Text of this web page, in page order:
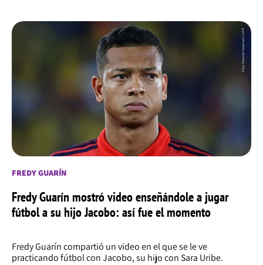
FREDY GUARÍN
Fredy Guarín mostró video enseñándole a jugar
fútbol a su hijo Jacobo: así fue el momento
Fredy Guarín compartió un video en el que se le ve
practicando fútbol con Jacobo, su hijo con Sara Uribe.